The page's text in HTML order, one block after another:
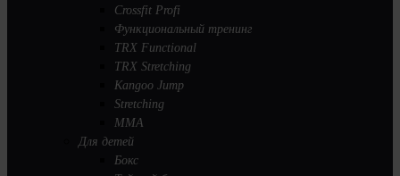
Crossfit Profi
Функциональный тренинг
TRX Functional
TRX Stretching
Kangoo Jump
Stretching
MMA
Для детей
Бокс